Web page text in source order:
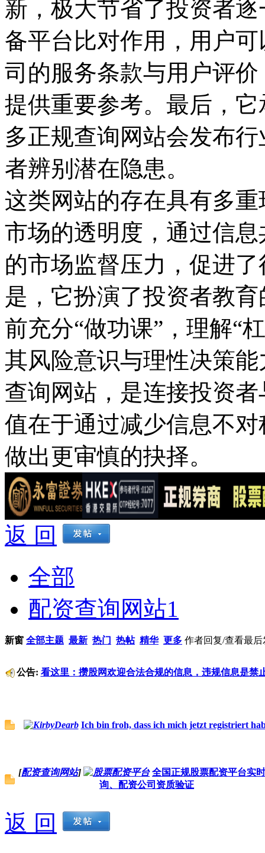
新，极大节省了投资者
备平台比对作用，用户
司的服务条款与用户评
提供重要参考。最后，
多正规查询网站会发布
者辨别潜在隐患。
这类网站的存在具有多
市场的透明度，通过信
的市场监督压力，促进
是，它扮演了投资者教
前充分“做功课”，理解“
其风险意识与理性决策
查询网站，是连接投资
值在于通过减少信息不
做出更审慎的抉择。
返 回
全部
配资查询网站1
新窗 全部主题 最新 热门 热帖 精华 更多 作者回复/查看最后
公告: 看这里：攒股网欢迎合法合规的信息，违规信息是禁
Ich bin froh, dass ich mich jetzt registriert
[配资查询网站]
全国正规股票配资平台实
询、配资公司资质验证
返 回